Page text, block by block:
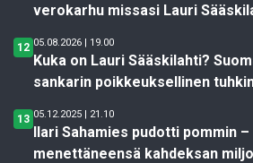
verokarhu missasi Lauri
12 05.08.2026 | 19.00
Kuka on Lauri Sääskilahti?
sankarin poikkeuksellinen
13 05.12.2025 | 21.10
Ilari Sahamies pudotti pommin
menettäneensä kahdeksan